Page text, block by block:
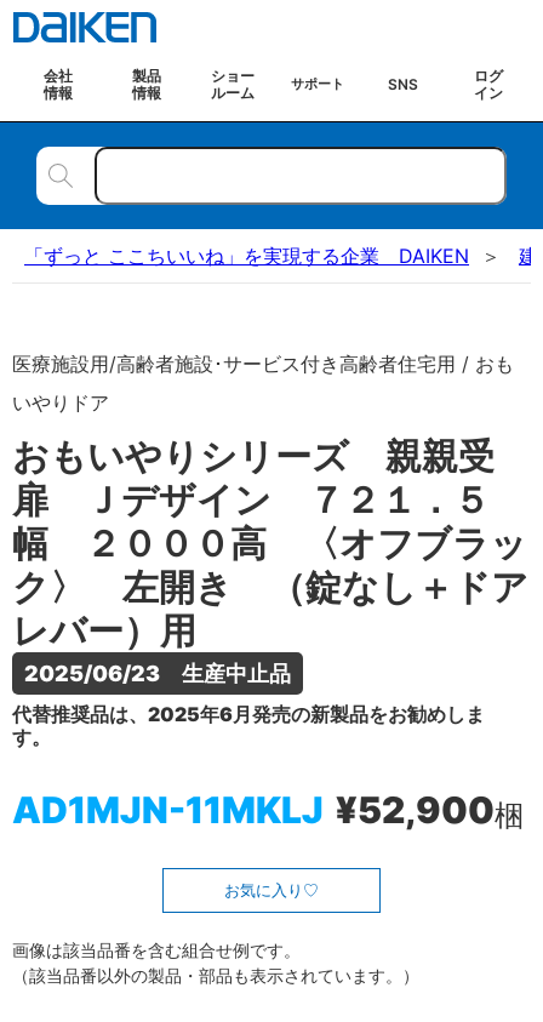
会社
情報
製品
情報
ショー
ルーム
サポート SNS
ログ
イン
「ずっと ここちいいね」を実現する企業 DAIKEN 建
医療施設用/高齢者施設･サービス付き高齢者住宅用 / おも
いやりドア
おもいやりシリーズ 親親受
扉 Ｊデザイン ７２１．５
幅 ２０００高 〈オフブラッ
ク〉 左開き （錠なし＋ドア
レバー）用
2025/06/23　生産中止品
代替推奨品は、2025年6月発売の新製品をお勧めしま
す。
AD1MJN-11MKLJ ¥52,900梱
お気に入り
画像は該当品番を含む組合せ例です。
（該当品番以外の製品・部品も表示されています。）